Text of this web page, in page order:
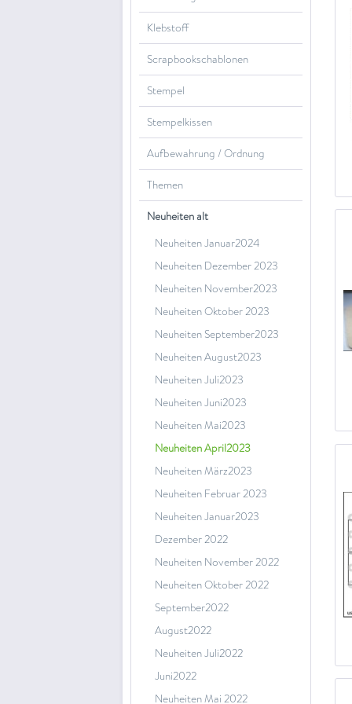
Klebstoff
Scrapbookschablonen
Stempel
Stempelkissen
Aufbewahrung / Ordnung
Themen
Neuheiten alt
Neuheiten Januar2024
Neuheiten Dezember 2023
Neuheiten November2023
Neuheiten Oktober 2023
Neuheiten September2023
Neuheiten August2023
Neuheiten Juli2023
Neuheiten Juni2023
Neuheiten Mai2023
Neuheiten April2023
Neuheiten März2023
Neuheiten Februar 2023
Neuheiten Januar2023
Dezember 2022
Neuheiten November 2022
Neuheiten Oktober 2022
September2022
August2022
Neuheiten Juli2022
Juni2022
Neuheiten Mai 2022